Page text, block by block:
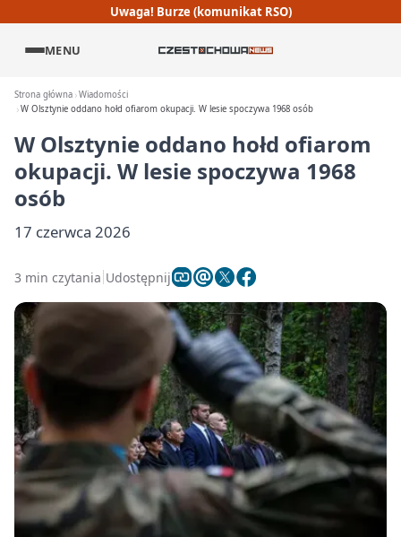
Uwaga! Burze (komunikat RSO)
MENU
Strona główna Wiadomości
W Olsztynie oddano hołd ofiarom okupacji. W lesie spoczywa 1968 osób
W Olsztynie oddano hołd ofiarom
okupacji. W lesie spoczywa 1968
osób
17 czerwca 2026
3 min czytania Udostępnij